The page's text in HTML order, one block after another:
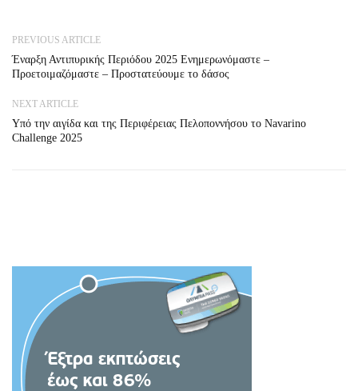
PREVIOUS ARTICLE
Έναρξη Αντιπυρικής Περιόδου 2025 Ενημερωνόμαστε –
Προετοιμαζόμαστε – Προστατεύουμε το δάσος
NEXT ARTICLE
Υπό την αιγίδα και της Περιφέρειας Πελοποννήσου το Navarino
Challenge 2025